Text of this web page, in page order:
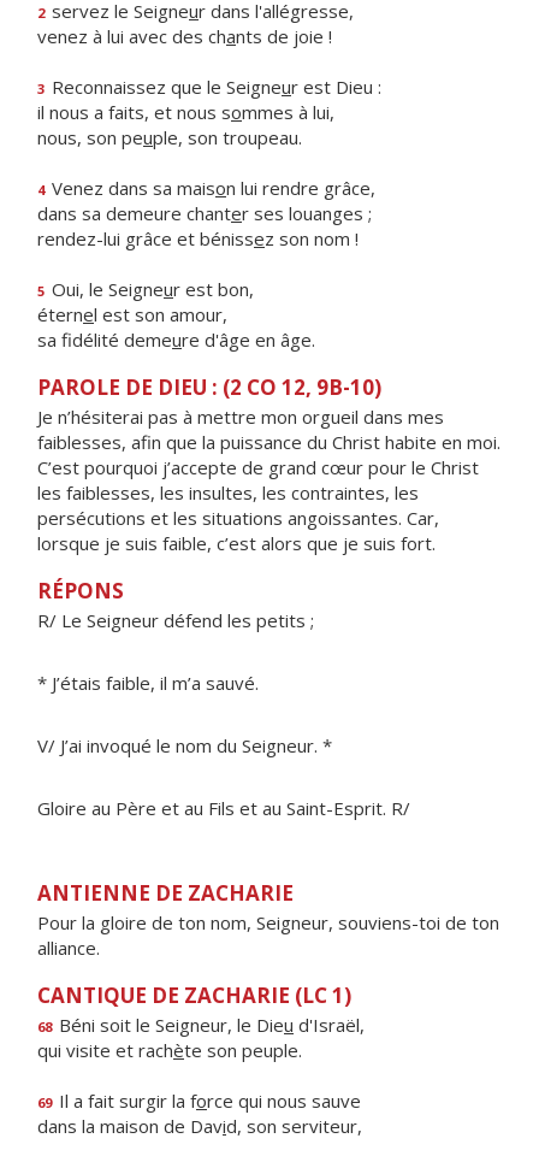
2 servez le Seigneur dans l'allégresse,
venez à lui avec des chants de joie !
3 Reconnaissez que le Seigneur est Dieu :
il nous a faits, et nous sommes à lui,
nous, son peuple, son troupeau.
4 Venez dans sa maison lui rendre grâce,
dans sa demeure chanter ses louanges ;
rendez-lui grâce et bénissez son nom !
5 Oui, le Seigneur est bon,
éternel est son amour,
sa fidélité demeure d'âge en âge.
PAROLE DE DIEU : (2 CO 12, 9B-10)
Je n’hésiterai pas à mettre mon orgueil dans mes
faiblesses, afin que la puissance du Christ habite en moi.
C’est pourquoi j’accepte de grand cœur pour le Christ
les faiblesses, les insultes, les contraintes, les
persécutions et les situations angoissantes. Car,
lorsque je suis faible, c’est alors que je suis fort.
RÉPONS
R/ Le Seigneur défend les petits ;
* J’étais faible, il m’a sauvé.
V/ J’ai invoqué le nom du Seigneur. *
Gloire au Père et au Fils et au Saint-Esprit. R/
ANTIENNE DE ZACHARIE
Pour la gloire de ton nom, Seigneur, souviens-toi de ton
alliance.
CANTIQUE DE ZACHARIE (LC 1)
68 Béni soit le Seigneur, le Dieu d'Israël,
qui visite et rachète son peuple.
69 Il a fait surgir la force qui nous sauve
dans la maison de David, son serviteur,